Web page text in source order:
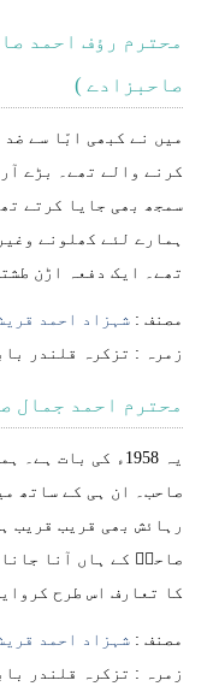
محترم رؤف احمد
صاحبزادے )
میں نے کبھی ابّا سے
کرنے والے تھے۔ بڑے
سمجھ بھی جایا کرتے
ہمارے لئے کھلونے
تھے۔ ایک دفعہ اڑن
مصنف : شہزاد احمد
⁠⁠⁠زمرہ : تزکرہ قلندر
محترم احمد جمال
یہ 1958ء کی بات
صاحب۔ ان ہی کے ساتھ
رہائش بھی قریب قریب
صاحبؒ کے ہاں آنا جانا
کا تعارف اس طرح
مصنف : شہزاد احمد
⁠⁠⁠زمرہ : تزکرہ قلندر